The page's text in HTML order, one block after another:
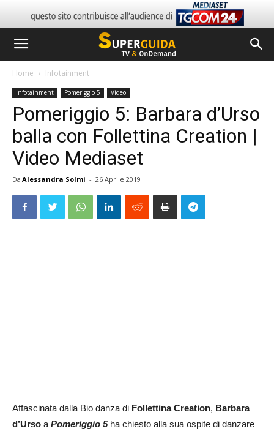
Home Infotainment
Infotainment Pomeriggio 5 Video
Pomeriggio 5: Barbara d’Urso
balla con Follettina Creation |
Video Mediaset
Da Alessandra Solmi - 26 Aprile 2019
Affascinata dalla Bio danza di Follettina Creation, Barbara
d’Urso aPomeriggio 5 ha chiesto alla sua ospite di danzare